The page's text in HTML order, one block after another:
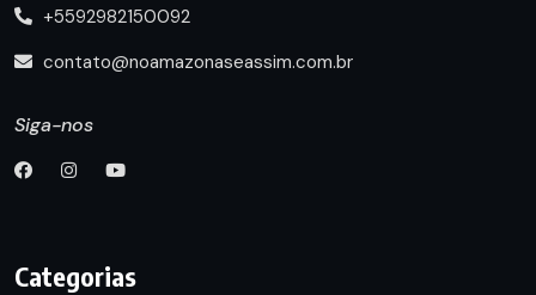
+5592982150092
contato@noamazonaseassim.com.br
Siga-nos
Categorias